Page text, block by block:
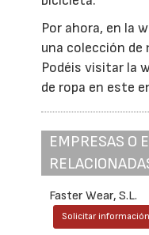
Por ahora, en la
una colección
Podéis visitar la
de ropa en este
EMPRESAS O
Faster Wear, S.L.
Solicitar información